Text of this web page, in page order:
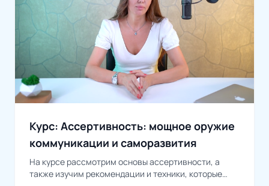
Курс: Ассертивность: мощное оружие
коммуникации и саморазвития
На курсе рассмотрим основы ассертивности, а
также изучим рекомендации и техники, которые